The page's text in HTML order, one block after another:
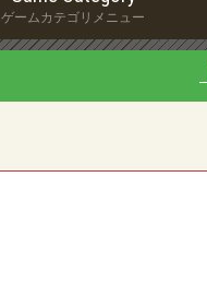
ゲームカテゴリメニュー